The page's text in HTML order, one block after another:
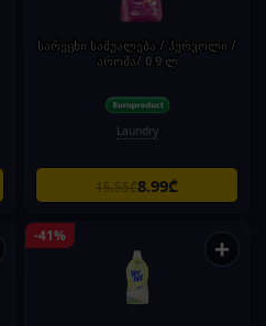
სარეცხი საშუალება / პერვოლი /
არომა/ 0.9 ლ
Laundry
15.55₾8.99₾
-41% +